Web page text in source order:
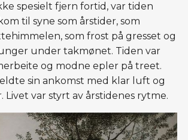
spesielt fjern fortid, var tiden
til syne som årstider, som
som frost på gresset og
under takmønet. Tiden var
og modne epler på treet.
sin ankomst med klar luft og
Livet var styrt av årstidenes rytme.